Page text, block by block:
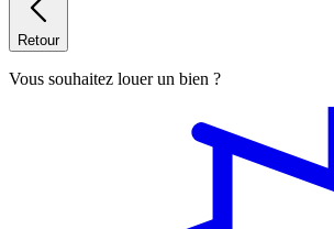
Retour
Vous souhaitez louer un bien ?